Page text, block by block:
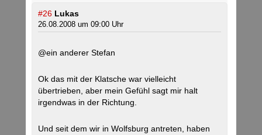
#26 Lukas
26.08.2008 um 09:00 Uhr
@ein anderer Stefan
Ok das mit der Klatsche war vielleicht
übertrieben, aber mein Gefühl sagt mir halt
irgendwas in der Richtung.
Und seit dem wir in Wolfsburg antreten, haben